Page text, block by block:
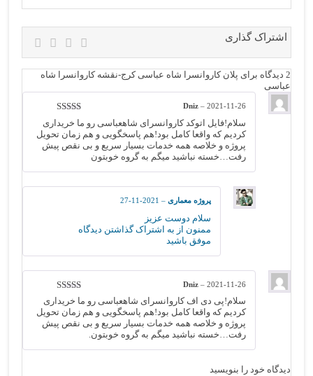
اشتراک گذاری
2 دیدگاه برای
پلان کاروانسرا شاه عباسی کرج-نقشه کاروانسرا شاه
عباسی
نمره 5 از 5
Dniz – 2021-11-26
سلام!فایل اتوکد کاروانسرای شاهعباسی رو ما خریداری
کردیم که واقعا کامل بود!هم پاسخگویی و هم زمان تحویل
پروژه و خلاصه همه خدمات بسیار سریع و بی نقص پیش
رفت…خسته نباشید میگم به گروه خوبتون
پروژه معماری–
2021-11-27
سلام دوست عزیز
ممنون از به اشتراک گذاشتن دیدگاه
موفق باشید
نمره 5از 5
Dniz – 2021-11-26
سلام!پی دی اف کاروانسرای شاهعباسی رو ما خریداری
کردیم که واقعا کامل بود!هم پاسخگویی و هم زمان تحویل
پروژه و خلاصه همه خدمات بسیار سریع و بی نقص پیش
رفت…خسته نباشید میگم به گروه خوبتون.
دیدگاه خود را بنویسید